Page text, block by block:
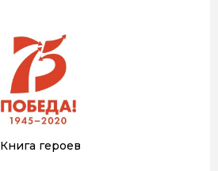
Книга героев